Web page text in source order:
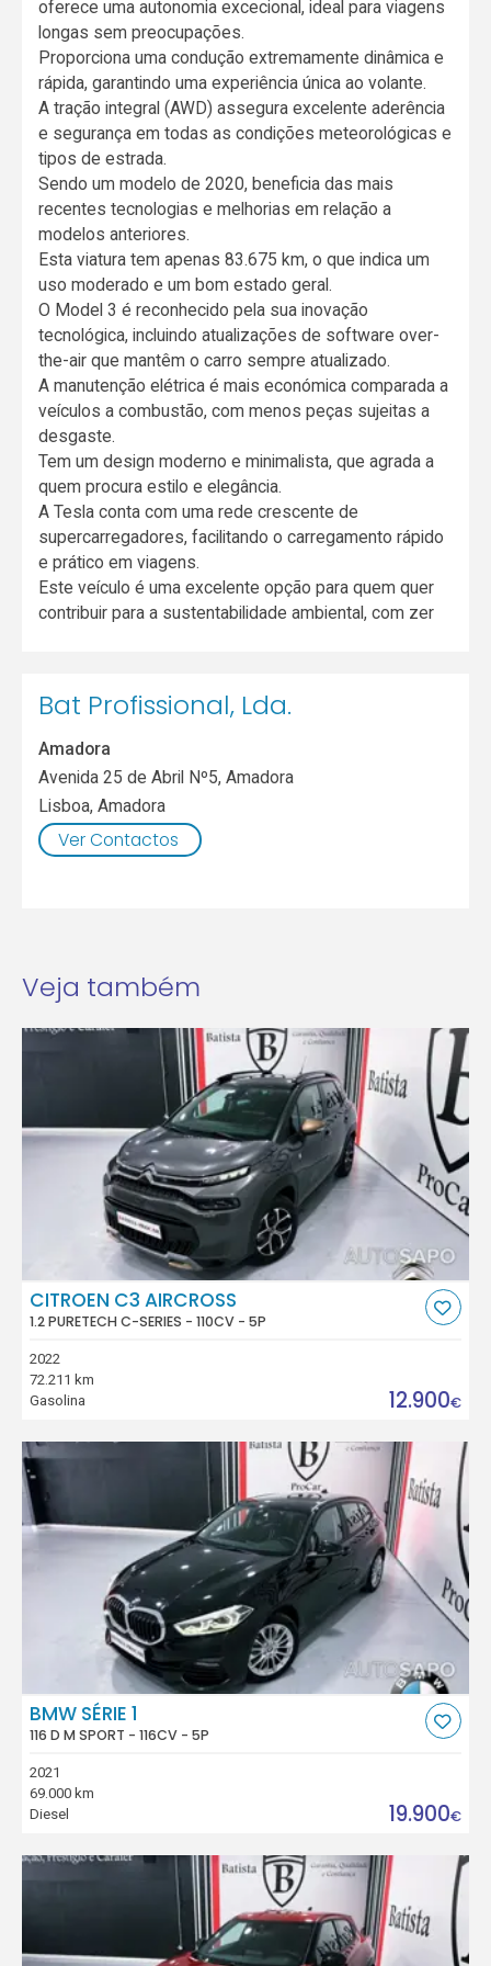
oferece uma autonomia excecional, ideal para viagens
longas sem preocupações.
Proporciona uma condução extremamente dinâmica e
rápida, garantindo uma experiência única ao volante.
A tração integral (AWD) assegura excelente aderência
e segurança em todas as condições meteorológicas e
tipos de estrada.
Sendo um modelo de 2020, beneficia das mais
recentes tecnologias e melhorias em relação a
modelos anteriores.
Esta viatura tem apenas 83.675 km, o que indica um
uso moderado e um bom estado geral.
O Model 3 é reconhecido pela sua inovação
tecnológica, incluindo atualizações de software over-
the-air que mantêm o carro sempre atualizado.
A manutenção elétrica é mais económica comparada a
veículos a combustão, com menos peças sujeitas a
desgaste.
Tem um design moderno e minimalista, que agrada a
quem procura estilo e elegância.
A Tesla conta com uma rede crescente de
supercarregadores, facilitando o carregamento rápido
e prático em viagens.
Este veículo é uma excelente opção para quem quer
contribuir para a sustentabilidade ambiental, com zer
Bat Profissional, Lda.
Amadora
Avenida 25 de Abril Nº5, Amadora
Lisboa,Amadora
Ver Contactos
Veja também
CITROEN C3 AIRCROSS
1.2 PURETECH C-SERIES - 110CV - 5P
2022
72.211 km
Gasolina
12.900€
BMW SÉRIE 1
116 D M SPORT - 116CV - 5P
2021
69.000 km
Diesel
19.900€